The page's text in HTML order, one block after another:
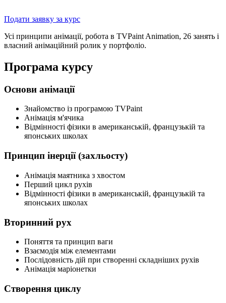
Подати заявку за курс
Усі принципи анімації, робота в TVPaint Animation, 26 занять і
власний анімаційний ролик у портфоліо.
Програма курсу
Основи анімації
Знайомство із програмою TVPaint
Анімація м'ячика
Відмінності фізики в американській, французькій та
японських школах
Принцип інерції (захльосту)
Анімація маятника з хвостом
Перший цикл рухів
Відмінності фізики в американській, французькій та
японських школах
Вторинний рух
Поняття та принцип ваги
Взаємодія між елементами
Послідовність дій при створенні складніших рухів
Анімація маріонетки
Створення циклу